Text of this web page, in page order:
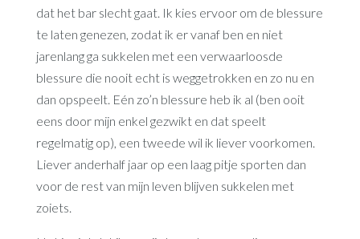
dat het bar slecht gaat. Ik kies ervoor om de blessure
te laten genezen, zodat ik er vanaf ben en niet
jarenlang ga sukkelen met een verwaarloosde
blessure die nooit echt is weggetrokken en zo nu en
dan opspeelt. Eén zo’n blessure heb ik al (ben ooit
eens door mijn enkel gezwikt en dat speelt
regelmatig op), een tweede wil ik liever voorkomen.
Liever anderhalf jaar op een laag pitje sporten dan
voor de rest van mijn leven blijven sukkelen met
zoiets.